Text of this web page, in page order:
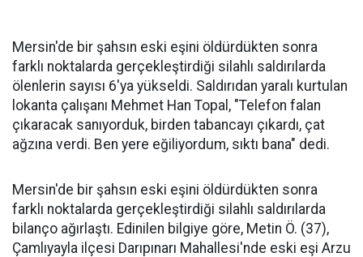
Mersin'de bir şahsın eski eşini öldürdükten sonra
farklı noktalarda gerçekleştirdiği silahlı saldırılarda
ölenlerin sayısı 6'ya yükseldi. Saldırıdan yaralı kurtulan
lokanta çalışanı Mehmet Han Topal, "Telefon falan
çıkaracak sanıyorduk, birden tabancayı çıkardı, çat
ağzına verdi. Ben yere eğiliyordum, sıktı bana" dedi.
Mersin'de bir şahsın eski eşini öldürdükten sonra
farklı noktalarda gerçekleştirdiği silahlı saldırılarda
bilanço ağırlaştı. Edinilen bilgiye göre, Metin Ö. (37),
Çamlıyayla ilçesi Darıpınarı Mahallesi'nde eski eşi Arzu